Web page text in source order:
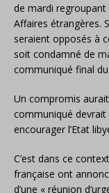
de mardi
Affaires étrangères.
seraient opposés à
soit condamné de
communiqué final
Un compromis
communiqué
encourager l’Etat
C’est dans ce
française ont
d’une « réunion